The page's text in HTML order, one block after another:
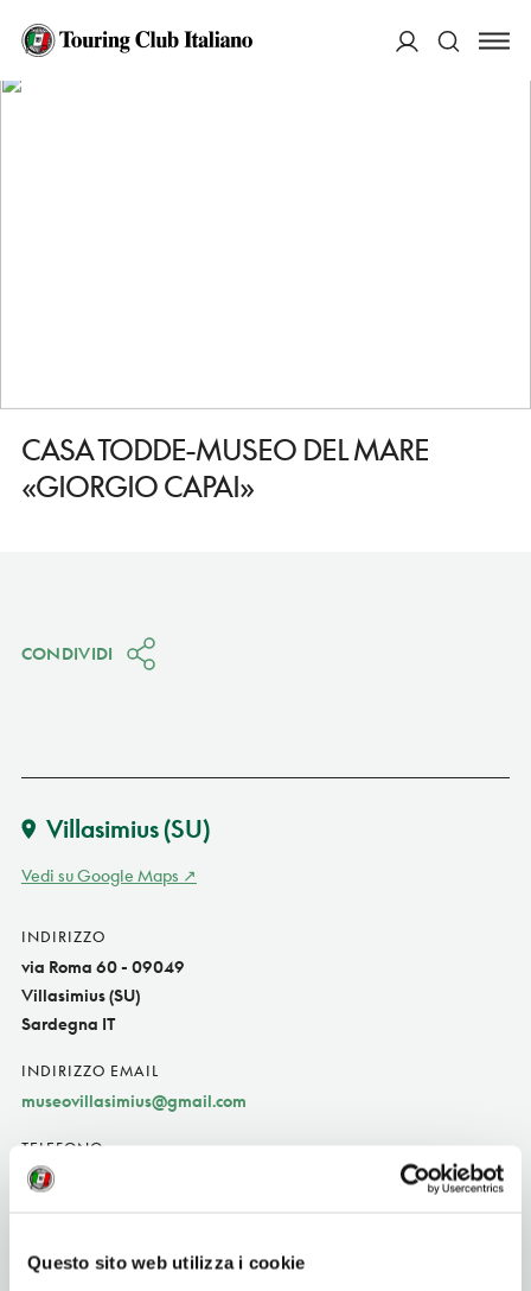
Questo sito web utilizza i cookie
HOME
CASA TODDE-MUSEO DEL MARE «GIORGIO CAPAI»
CASA TODDE-MUSEO DEL MARE
«GIORGIO CAPAI»
CONDIVIDI
Villasimius(SU)
Vedi su Google Maps
INDIRIZZO
via Roma 60 - 09049
Villasimius (SU)
Sardegna IT
INDIRIZZO EMAIL
museovillasimius@gmail.com
TELEFONO
070792076
Apertura: martedì-domenica 9-13, 17-21. Apertura/Chiusura